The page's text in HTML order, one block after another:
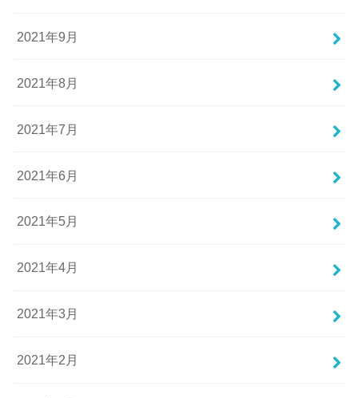
2021年9月
2021年8月
2021年7月
2021年6月
2021年5月
2021年4月
2021年3月
2021年2月